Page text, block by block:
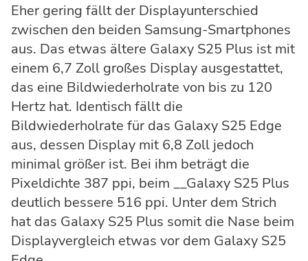
Eher gering fällt der Displayunterschied
zwischen den beiden Samsung-Smartphones
aus. Das etwas ältere Galaxy S25 Plus ist mit
einem 6,7 Zoll großes Display ausgestattet,
das eine Bildwiederholrate von bis zu 120
Hertz hat. Identisch fällt die
Bildwiederholrate für das Galaxy S25 Edge
aus, dessen Display mit 6,8 Zoll jedoch
minimal größer ist. Bei ihm beträgt die
Pixeldichte 387 ppi, beim __Galaxy S25 Plus
deutlich bessere 516 ppi. Unter dem Strich
hat das Galaxy S25 Plus somit die Nase beim
Displayvergleich etwas vor dem Galaxy S25